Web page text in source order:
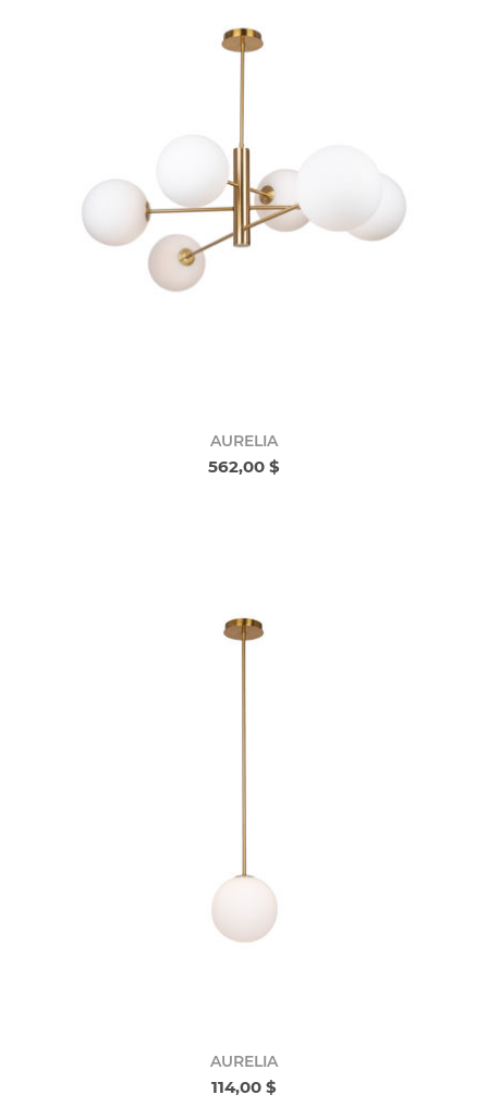
AURELIA
562,00 $
AURELIA
114,00 $